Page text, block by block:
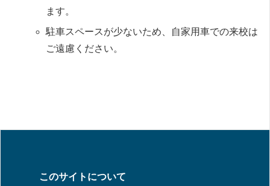
ます。
駐車スペースが少ないため、自家用車での来校は
ご遠慮ください。
このサイトについて